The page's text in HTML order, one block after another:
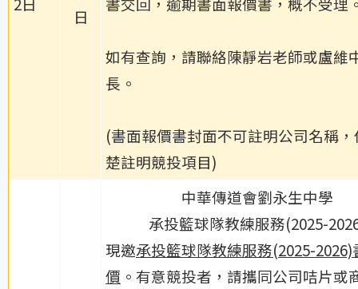
日
如有查詢，請聯絡陳靜岩老師或盧維
長。
(書面報價書封面不可註明公司名稱
楚註明競投項目)
中華傳道會劉永生中學
承投籃球隊教練服務(2025-
現邀承投籃球隊教練服務(2025-2026)
價 。有意競投者，請攜同公司咭片或